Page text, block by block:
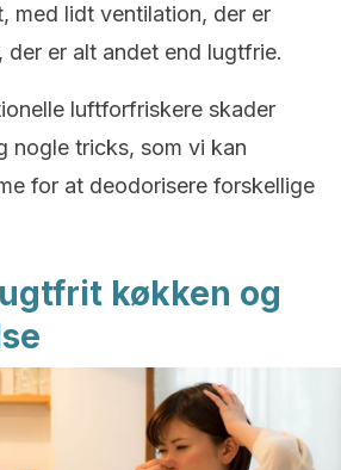
med lidt ventilation, der er
er alt andet end lugtfrie.
luftforfriskere skader
nogle tricks, som vi kan
for at deodorisere forskellige
køkken og